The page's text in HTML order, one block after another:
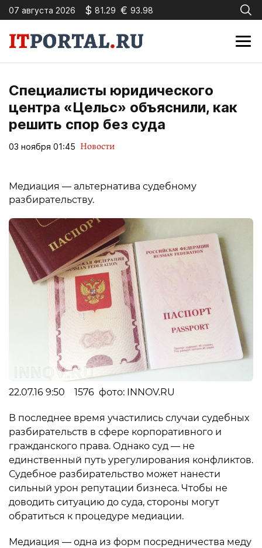
07 августа 2026 $ 81.29 € 93.98
Специалисты юридического
центра «Цельс» объяснили, как
решить спор без суда
03 ноября 01:45 Новости
Медиация — альтернатива судебному
разбирательству.
22.07.16 9:50 1576 фото: INNOV.RU
В последнее время участились случаи судебных
разбирательств в сфере корпоративного и
гражданского права. Однако суд — не
единственный путь урегулирования конфликтов.
Судебное разбирательство может нанести
сильный урон репутации бизнеса. Чтобы не
доводить ситуацию до суда, стороны могут
обратиться к процедуре медиации.
Медиация — одна из форм посредничества меду